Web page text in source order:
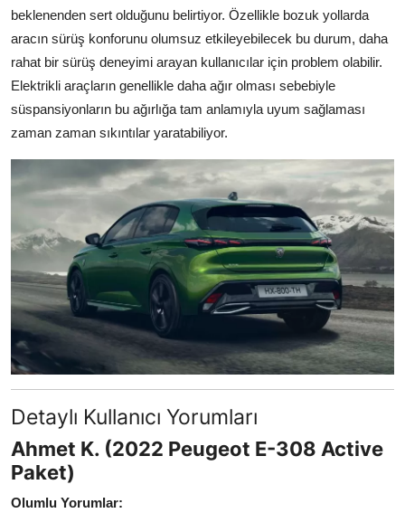
beklenenden sert olduğunu belirtiyor. Özellikle bozuk yollarda
aracın sürüş konforunu olumsuz etkileyebilecek bu durum, daha
rahat bir sürüş deneyimi arayan kullanıcılar için problem olabilir.
Elektrikli araçların genellikle daha ağır olması sebebiyle
süspansiyonların bu ağırlığa tam anlamıyla uyum sağlaması
zaman zaman sıkıntılar yaratabiliyor.
Detaylı Kullanıcı Yorumları
Ahmet K. (2022 Peugeot E-308 Active
Paket)
Olumlu Yorumlar: